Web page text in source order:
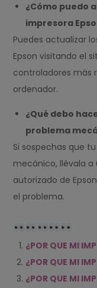
¿Cómo puedo
impresora
Puedes actualizar
Epson visitando el
controladores más
ordenador.
¿Qué debo
problema
Si sospechas que
mecánico, llévala
autorizado de
el problema.
¿POR QUE MI
¿POR QUE MI
¿POR QUE MI